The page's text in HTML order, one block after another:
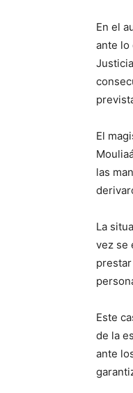
En el
ante lo
El
las
La
vez se
Este
de la
ante